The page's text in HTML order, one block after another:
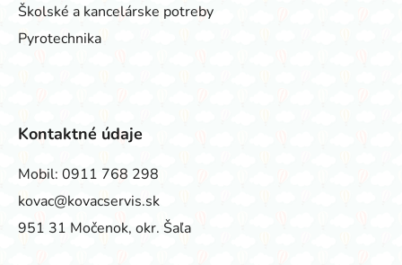
Školské a kancelárske potreby
Pyrotechnika
Kontaktné údaje
Mobil: 0911 768 298
kovac@kovacservis.sk
951 31 Močenok, okr. Šaľa